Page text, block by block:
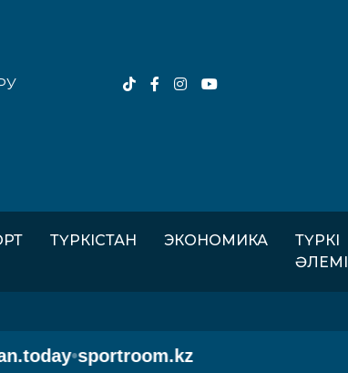
ТҮРКІСТАН ЭКОНОМИКА
ТҮРКІ
ӘЛЕМІ
•sportroom.kz